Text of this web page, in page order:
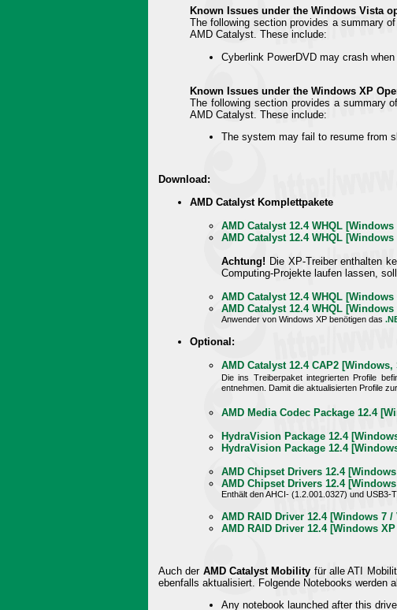
Known Issues under the Windows Vista
The following section provides a summary
AMD Catalyst. These include:
Cyberlink PowerDVD may crash
Known Issues under the Windows XP
The following section provides a summary
AMD Catalyst. These include:
The system may fail to resume from
Download:
AMD Catalyst Komplettpakete
AMD Catalyst 12.4 WHQL
AMD Catalyst 12.4 WHQL
Achtung! Die XP-Treiber enthalten
Computing-Projekte laufen lassen,
AMD Catalyst 12.4 WHQL
AMD Catalyst 12.4 WHQL
Anwender von Windows XP benötigen das
Optional:
AMD Catalyst 12.4 CAP2 [Windows,
Die ins Treiberpaket integrierten Profile
entnehmen. Damit die aktualisierten Profile
AMD Media Codec Package 12.4
HydraVision Package 12.4
HydraVision Package 12.4
AMD Chipset Drivers 12.4
AMD Chipset Drivers 12.4
Enthält den AHCI- (1.2.001.0327) und USB3-
AMD RAID Driver 12.4 [Windows 7
AMD RAID Driver 12.4 [Windows
Auch der AMD Catalyst Mobility für alle ATI
ebenfalls aktualisiert. Folgende Notebooks werden
Any notebook launched after this